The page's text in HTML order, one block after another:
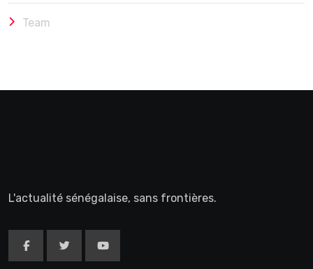
Team
L'actualité sénégalaise, sans frontières.